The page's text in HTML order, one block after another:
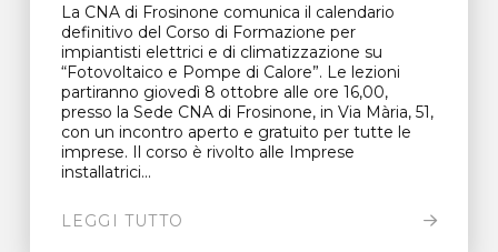
La CNA di Frosinone comunica il calendario
definitivo del Corso di Formazione per
impiantisti elettrici e di climatizzazione su
“Fotovoltaico e Pompe di Calore”. Le lezioni
partiranno giovedì 8 ottobre alle ore 16,00,
presso la Sede CNA di Frosinone, in Via Mària, 51,
con un incontro aperto e gratuito per tutte le
imprese. Il corso è rivolto alle Imprese
installatrici...
LEGGI TUTTO